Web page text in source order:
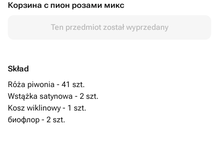
Корзина с пион розами микс
Ten przedmiot został wyprzedany
Skład
Róża piwonia - 41 szt.
Wstążka satynowa - 2 szt.
Kosz wiklinowy - 1 szt.
биофлор - 2 szt.